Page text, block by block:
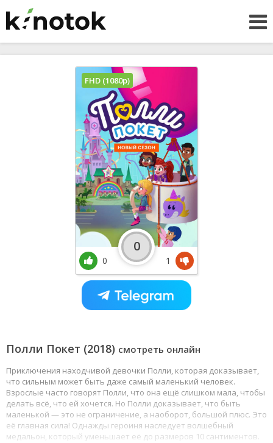
Полли Покет (2018) смотреть онлайн
Приключения находчивой девочки Полли, которая доказывает,
что сильным может быть даже самый маленький человек.
Взрослые часто говорят Полли, что она ещё слишком мала, чтобы
делать всё, что ей хочется. Но Полли доказывает, что быть
маленькой — это не ограничение, а наоборот, большой плюс. Это
её главная сила! Однажды героиня наследует волшебный
медальон, который уменьшает её до размеров 10 сантиментов.
FHD (1080p)
0
0
1